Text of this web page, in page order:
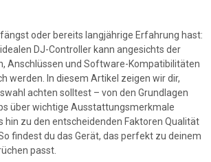
oder bereits langjährige Erfahrung hast:
DJ-Controller kann angesichts der
Anschlüssen und Software-Kompatibilitäten
werden. In diesem Artikel zeigen wir dir,
achten solltest – von den Grundlagen
über wichtige Ausstattungsmerkmale
hin zu den entscheidenden Faktoren Qualität
findest du das Gerät, das perfekt zu deinem
passt.